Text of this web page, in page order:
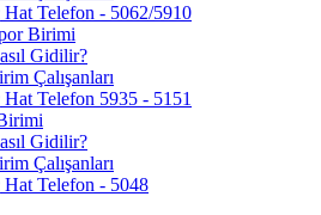
Hat Telefon - 5062/5910
Birimi
Gidilir?
Çalışanları
Hat Telefon 5935 - 5151
Gidilir?
Çalışanları
Hat Telefon - 5048